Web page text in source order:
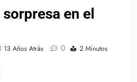
en el
13 Años Atrás 0 2 Minutos